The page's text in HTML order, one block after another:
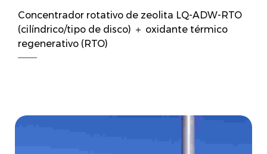
Concentrador rotativo de zeolita LQ-ADW-RTO
(cilíndrico/tipo de disco) ＋ oxidante térmico
regenerativo (RTO)